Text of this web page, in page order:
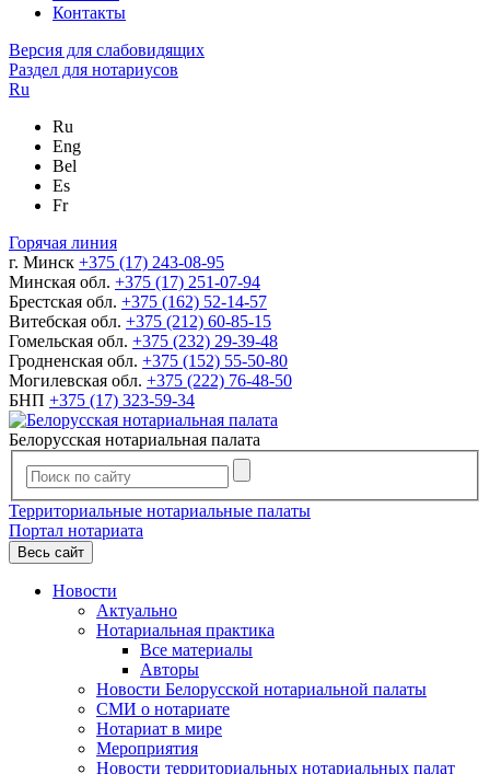
Контакты
Версия для слабовидящих
Раздел для нотариусов
Ru
Ru
Eng
Bel
Es
Fr
Горячая линия
г. Минск +375 (17) 243-08-95
Минская обл. +375 (17) 251-07-94
Брестская обл. +375 (162) 52-14-57
Витебская обл. +375 (212) 60-85-15
Гомельская обл. +375 (232) 29-39-48
Гродненская обл. +375 (152) 55-50-80
Могилевская обл. +375 (222) 76-48-50
БНП +375 (17) 323-59-34
Белорусская нотариальная палата
Территориальные нотариальные палаты
Портал нотариата
Весь сайт
Новости
Актуально
Нотариальная практика
Все материалы
Авторы
Новости Белорусской нотариальной палаты
СМИ о нотариате
Нотариат в мире
Мероприятия
Новости территориальных нотариальных палат